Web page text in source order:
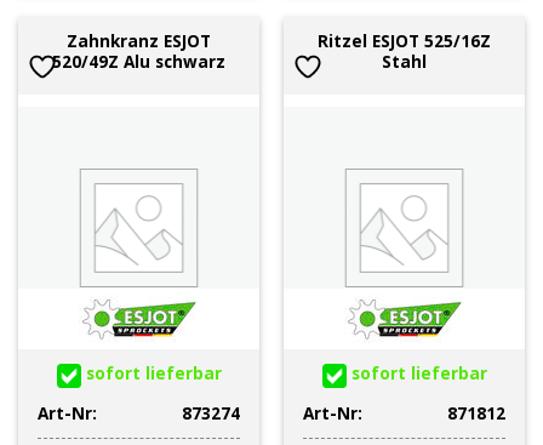
Zahnkranz ESJOT
520/49Z Alu schwarz
sofort lieferbar
Art-Nr:
873274
Ritzel ESJOT 525/16Z
Stahl
sofort lieferbar
Art-Nr:
871812